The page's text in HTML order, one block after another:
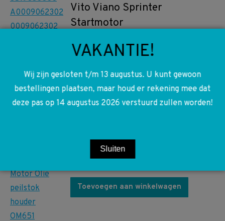
Vito Viano Sprinter
Startmotor
Toevoegen aan winkelwagen
A6510101366 6510101366
Olie peilstok houder OM651
50,00
Toevoegen aan winkelwagen
VAKANTIE!
Wij zijn gesloten t/m 13 augustus. U kunt gewoon
bestellingen plaatsen, maar houd er rekening mee dat
deze pas op 14 augustus 2026 verstuurd zullen worden!
Sluiten